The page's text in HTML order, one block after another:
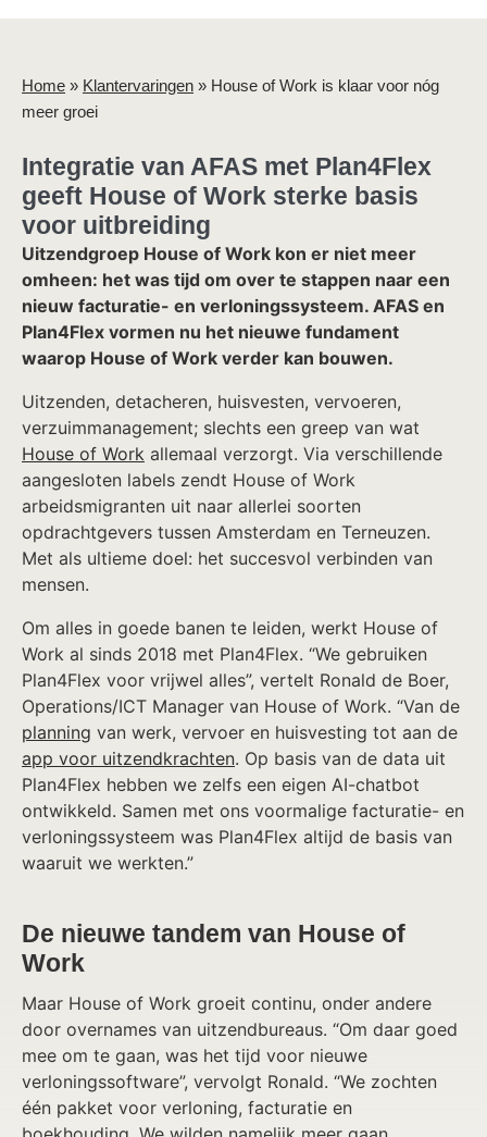
Home » Klantervaringen » House of Work is klaar voor nóg
meer groei
Integratie van AFAS met Plan4Flex
geeft House of Work sterke basis
voor uitbreiding
Uitzendgroep House of Work kon er niet meer
omheen: het was tijd om over te stappen naar een
nieuw facturatie- en verloningssysteem. AFAS en
Plan4Flex vormen nu het nieuwe fundament
waarop House of Work verder kan bouwen.
Uitzenden, detacheren, huisvesten, vervoeren,
verzuimmanagement; slechts een greep van wat
House of Work allemaal verzorgt. Via verschillende
aangesloten labels zendt House of Work
arbeidsmigranten uit naar allerlei soorten
opdrachtgevers tussen Amsterdam en Terneuzen.
Met als ultieme doel: het succesvol verbinden van
mensen.
Om alles in goede banen te leiden, werkt House of
Work al sinds 2018 met Plan4Flex. “We gebruiken
Plan4Flex voor vrijwel alles”, vertelt Ronald de Boer,
Operations/ICT Manager van House of Work. “Van de
planning van werk, vervoer en huisvesting tot aan de
app voor uitzendkrachten. Op basis van de data uit
Plan4Flex hebben we zelfs een eigen AI-chatbot
ontwikkeld. Samen met ons voormalige facturatie- en
verloningssysteem was Plan4Flex altijd de basis van
waaruit we werkten.”
De nieuwe tandem van House of
Work
Maar House of Work groeit continu, onder andere
door overnames van uitzendbureaus. “Om daar goed
mee om te gaan, was het tijd voor nieuwe
verloningssoftware”, vervolgt Ronald. “We zochten
één pakket voor verloning, facturatie en